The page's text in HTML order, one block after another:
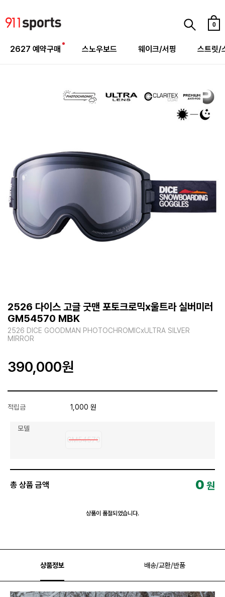
0
2627 예약구매 스노우보드 웨이크/서핑 스트릿/
2526 다이스 고글 굿맨 포토크로믹x울트라 실버미러
GM54570 MBK
2526 DICE GOODMAN PHOTOCHROMICxULTRA SILVER
MIRROR
390,000원
적립금 1,000 원
모델
GM54570
총 상품 금액 0 원
상품이 품절되었습니다.
상품정보 배송/교환/반품